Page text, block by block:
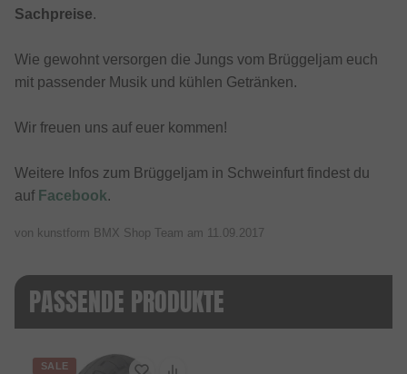
Sachpreise.
Wie gewohnt versorgen die Jungs vom Brüggeljam euch
mit passender Musik und kühlen Getränken.
Wir freuen uns auf euer kommen!
Weitere Infos zum Brüggeljam in Schweinfurt findest du
auf Facebook.
von kunstform BMX Shop Team am 11.09.2017
PASSENDE PRODUKTE
SALE